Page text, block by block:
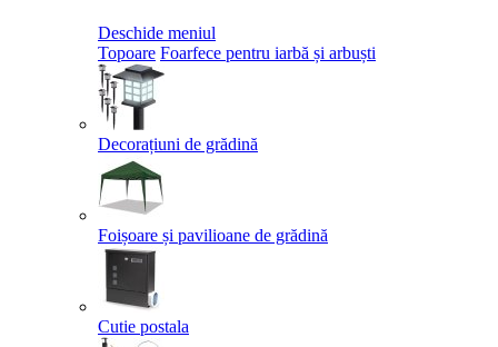
Deschide meniul
Topoare Foarfece pentru iarbă și arbuști
Decorațiuni de grădină
Foișoare și pavilioane de grădină
Cutie postala